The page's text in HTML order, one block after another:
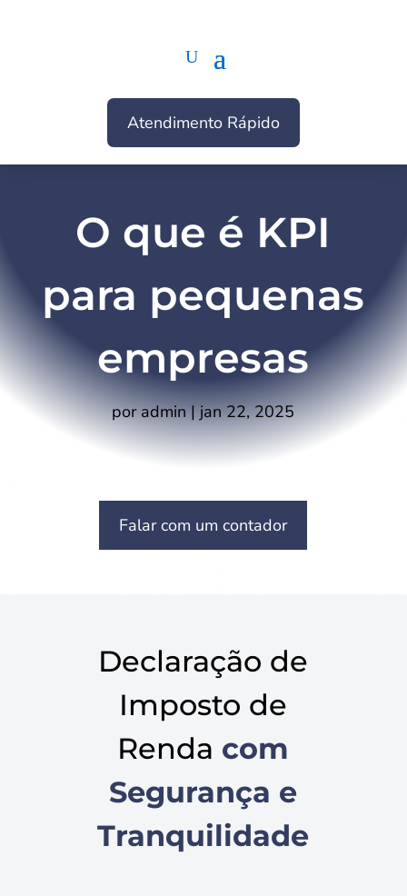
Atendimento Rápido
O que é KPI
para pequenas
empresas
poradmin|jan 22, 2025
Falar com um contador
Declaração de
Imposto de
Renda com
Segurança e
Tranquilidade